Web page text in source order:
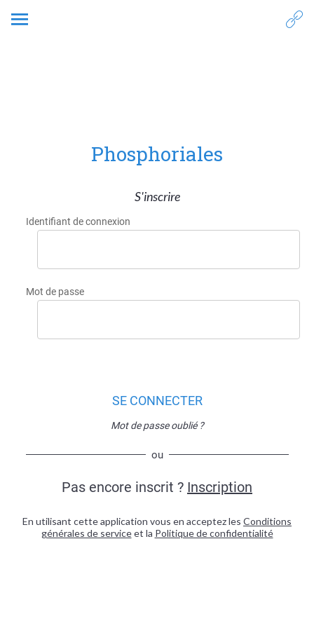
Phosphoriales
S'inscrire
Identifiant de connexion
Mot de passe
SE CONNECTER
Mot de passe oublié ?
ou
Pas encore inscrit ? Inscription
En utilisant cette application vous en acceptez les Conditions
générales de serviceet la Politique de confidentialité